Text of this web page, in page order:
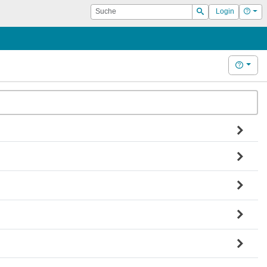
Suche
Suchen
Login Hilfe
Hilfe